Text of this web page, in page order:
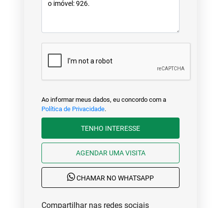
Ao informar meus dados, eu concordo com a
Política de Privacidade.
TENHO INTERESSE
AGENDAR UMA VISITA
CHAMAR NO WHATSAPP
Compartilhar nas redes sociais